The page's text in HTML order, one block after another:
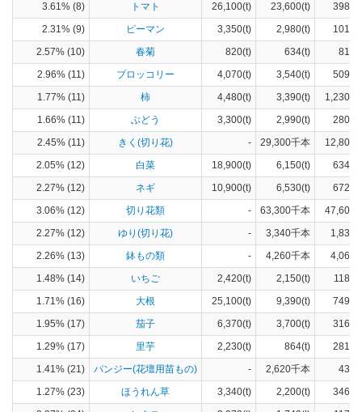
3.61% (8)
トマト 26,100(t) 23,600(t)
2.31% (9)
ピーマン 3,350(t) 2,980(t)
2.57% (10)
春菊 820(t) 634(t)
2.96% (11)
ブロッコリー 4,070(t) 3,540(t)
1.77% (11)
柿 4,480(t) 3,390(t)
1.66% (11)
ぶどう 3,300(t) 2,990(t)
2.45% (11)
きく(切り花) - 29,300千本
2.05% (12)
白菜 18,900(t) 6,150(t)
2.27% (12)
ネギ 10,900(t) 6,530(t)
3.06% (12)
切り花類 - 63,300千本
2.27% (12)
ゆり(切り花) - 3,340千本
2.26% (13)
鉢もの類 - 4,260千本
1.48% (14)
いちご 2,420(t) 2,150(t)
1.71% (16)
大根 25,100(t) 9,390(t)
1.95% (17)
茄子 6,370(t) 3,700(t)
1.29% (17)
里芋 2,230(t) 864(t)
1.41% (21)
パンジー(花壇用苗もの) - 2,620千本
1.27% (23)
ほうれん草 3,340(t) 2,200(t)